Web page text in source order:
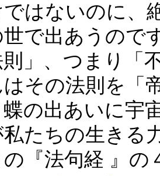
はないのに、
世で出あうので
」、つまり「
はその法則を「
の出あいに宇
私たちの生きる
の『法句経 』